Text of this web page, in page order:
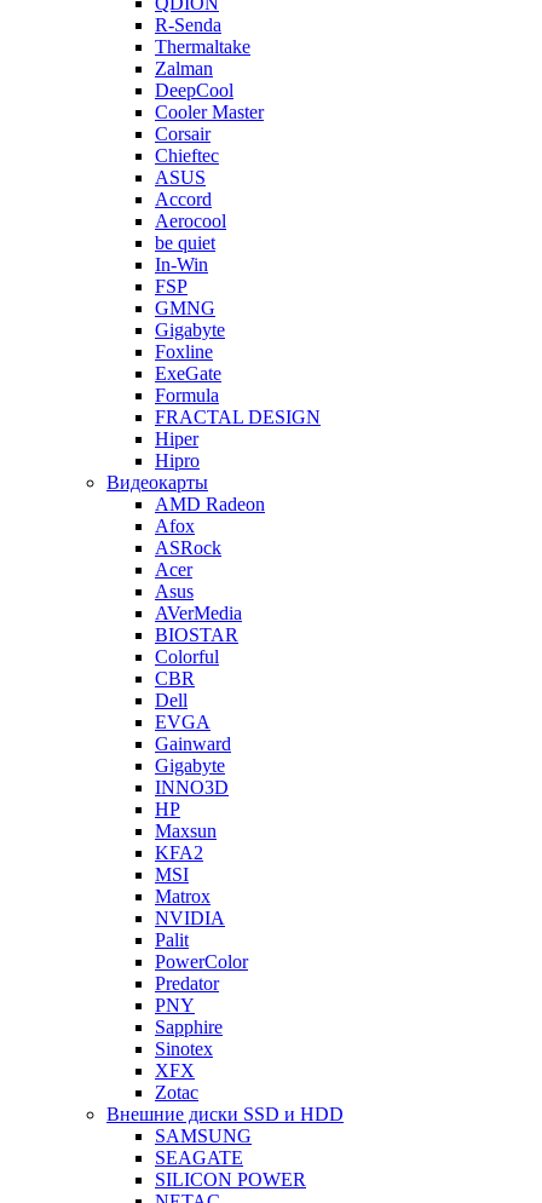
R-Senda
Thermaltake
Zalman
DeepCool
Cooler Master
Corsair
Chieftec
ASUS
Accord
Aerocool
be quiet
In-Win
FSP
GMNG
Gigabyte
Foxline
ExeGate
Formula
FRACTAL DESIGN
Hiper
Hipro
Видеокарты
AMD Radeon
Afox
ASRock
Acer
Asus
AVerMedia
BIOSTAR
Colorful
CBR
Dell
EVGA
Gainward
Gigabyte
INNO3D
HP
Maxsun
KFA2
MSI
Matrox
NVIDIA
Palit
PowerColor
Predator
PNY
Sapphire
Sinotex
XFX
Zotac
Внешние диски SSD и HDD
SAMSUNG
SEAGATE
SILICON POWER